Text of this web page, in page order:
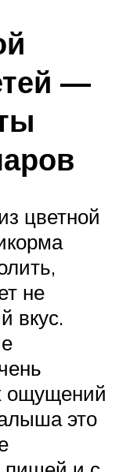
—
цветной
не
вкус.
ощущений
это